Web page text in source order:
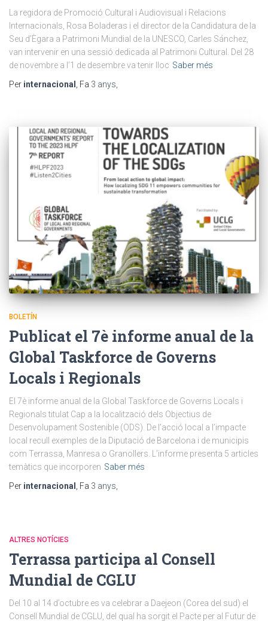
La regidora de Promoció Cultural i Audiovisual i Relacions
Internacionals, Rosa Boladeras i el director de la Candidatura de la
Seu d’Ègara a Patrimoni Mundial de la UNESCO, Carles Sánchez,
van intervenir en una sessió dedicada al Patrimoni Cultural. Del 28
de novembre a l’1 de desembre va tenir lloc Saber més
Per internacional , Fa 3 anys
BOLETÍN
Publicat el 7è informe anual de la
Global Taskforce de Governs
Locals i Regionals
El 7è informe anual de la Global Taskforce de Governs Locals i
Regionals titulat Cap a la localització dels Objectius de
Desenvolupament Sostenible (ODS). De l’acció local a l’impacte
local recull exemples de la Diputació de Barcelona i de municipis
com Terrassa, Manresa o Granollers. L’informe presenta 5 articles
temàtics que incorporen Saber més
Per internacional , Fa 3 anys
ALTRES NOTÍCIES
Terrassa participa al Consell
Mundial de CGLU
Del 10 al 14 d’octubre es va celebrar a Daejeon (Corea del sud) el
Consell Mundial de CGLU, del qual ha sorgit el Pacte per al Futur de